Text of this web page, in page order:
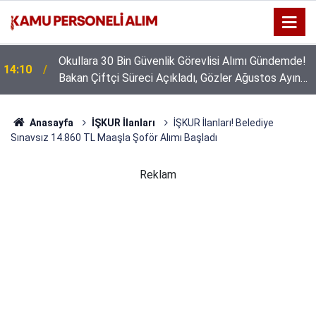
14:10
Okullara 30 Bin Güvenlik Görevlisi Alımı Gündemde!
Bakan Çiftçi Süreci Açıkladı, Gözler Ağustos Ayına
Çevrildi
Anasayfa İŞKUR İlanları
İŞKUR İlanları! Belediye
Sınavsız 14.860 TL Maaşla Şoför Alımı Başladı
Reklam